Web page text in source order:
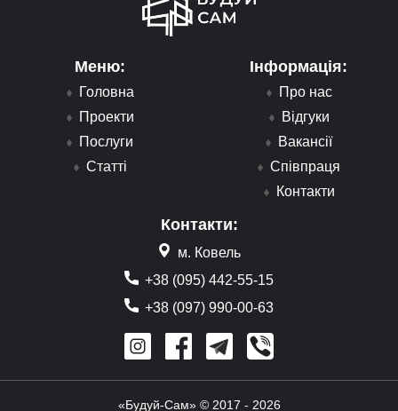
Меню:
Головна
Проекти
Послуги
Статті
Інформація:
Про нас
Відгуки
Вакансії
Співпраця
Контакти
Контакти:
м. Ковель
+38 (095) 442-55-15
+38 (097) 990-00-63
«Будуй-Сам» © 2017 - 2026